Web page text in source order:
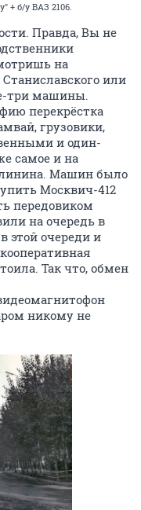
+ б/у ВАЗ 2106.
Правда, Вы не
на
или
три машины.
перекрёстка
грузовики,
и один-
самое и на
Машин было
Москвич-412
передовиком
на очередь в
этой очереди и
Так что, обмен
никому не